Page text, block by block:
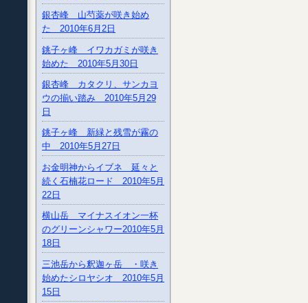
銀杏峰 山芍薬が咲き始め
た 2010年6月2日
銚子ヶ峰 イワカガミが咲き
始めた 2010年5月30日
銀杏峰 カタクリ、サンカヨ
ウの揃い踏み 2010年5月29
日
銚子ヶ峰 新緑と残雪が霧の
中 2010年5月27日
お金明神からイブネ 延々と
続く石楠花ロード 2010年5月
22日
横山岳 マイナスイオン一杯
のグリーンシャワー2010年5月
18日
三池岳から釈迦ヶ岳 ・咲き
始めたシロヤシオ 2010年5月
15日